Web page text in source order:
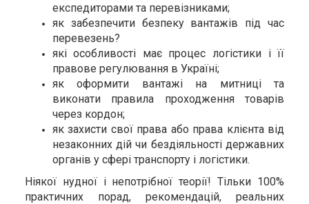
експедиторами та перевізниками;
як забезпечити безпеку вантажів під час
перевезень?
які особливості має процес логістики і її
правове регулювання в Україні;
як оформити вантажі на митниці та
виконати правила проходження товарів
через кордон;
як захисти свої права або права клієнта від
незаконних дій чи бездіяльності державних
органів у сфері транспорту і логістики.
Ніякої нудної і непотрібної теорії! Тільки 100%
практичних порад, рекомендацій, реальних